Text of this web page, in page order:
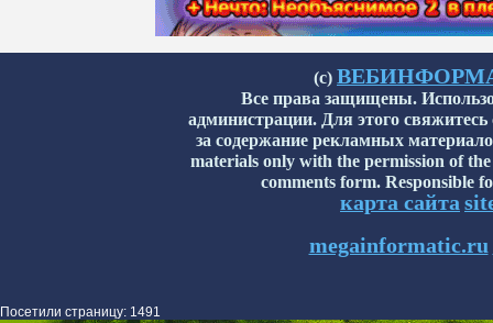
(с)
Все права защищены.
администрации. Для этого
за содержание рекламных
materials only with the permission of
comments form. Responsible
карта сайта
megainformatic.ru
Посетили страницу: 1491